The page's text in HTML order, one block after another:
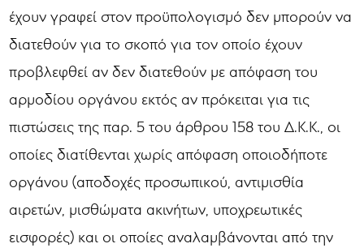
έχουν γραφεί στον προϋπολογισμό δεν μπορούν να
διατεθούν για το σκοπό για τον οποίο έχουν
προβλεφθεί αν δεν διατεθούν με απόφαση του
αρμοδίου οργάνου εκτός αν πρόκειται για τις
πιστώσεις της παρ. 5 του άρθρου 158 του Δ.Κ.Κ., οι
οποίες διατίθενται χωρίς απόφαση οποιοδήποτε
οργάνου (αποδοχές προσωπικού, αντιμισθία
αιρετών, μισθώματα ακινήτων, υποχρεωτικές
εισφορές) και οι οποίες αναλαμβάνονται από την